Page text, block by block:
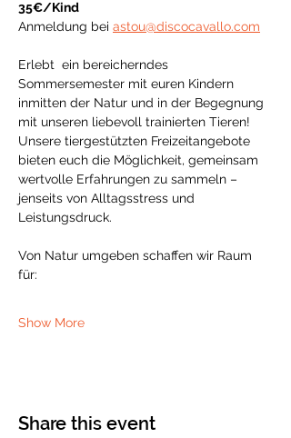
35€/Kind
Anmeldung bei astou@discocavallo.com
Erlebt  ein bereicherndes
Sommersemester mit euren Kindern
inmitten der Natur und in der Begegnung
mit unseren liebevoll trainierten Tieren!
Unsere tiergestützten Freizeitangebote
bieten euch die Möglichkeit, gemeinsam
wertvolle Erfahrungen zu sammeln –
jenseits von Alltagsstress und
Leistungsdruck.
Von Natur umgeben schaffen wir Raum
für:
Show More
Share this event